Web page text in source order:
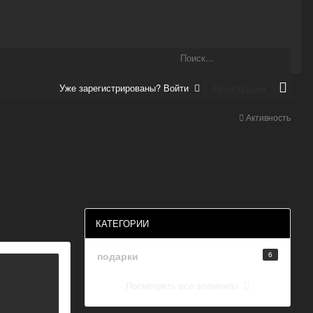
Уже зарегистрированы? Войти
Активность
КАТЕГОРИИ
6
подарки